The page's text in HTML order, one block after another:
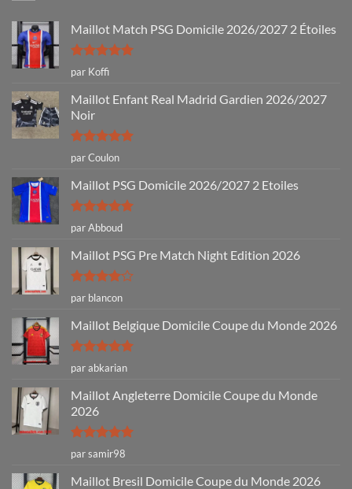
Maillot Match PSG Domicile 2026/2027 2 Étoiles
Note5sur
5
par Koffi
Maillot Enfant Real Madrid Gardien 2026/2027
Noir
Note5sur
5
par Coulon
Maillot PSG Domicile 2026/2027 2 Etoiles
Note5sur
5
par Abboud
Maillot PSG Pre Match Night Edition 2026
Note4
sur 5
par blancon
Maillot Belgique Domicile Coupe du Monde 2026
Note5sur
5
par abkarian
Maillot Angleterre Domicile Coupe du Monde
2026
Note5sur
5
par samir98
Maillot Bresil Domicile Coupe du Monde 2026